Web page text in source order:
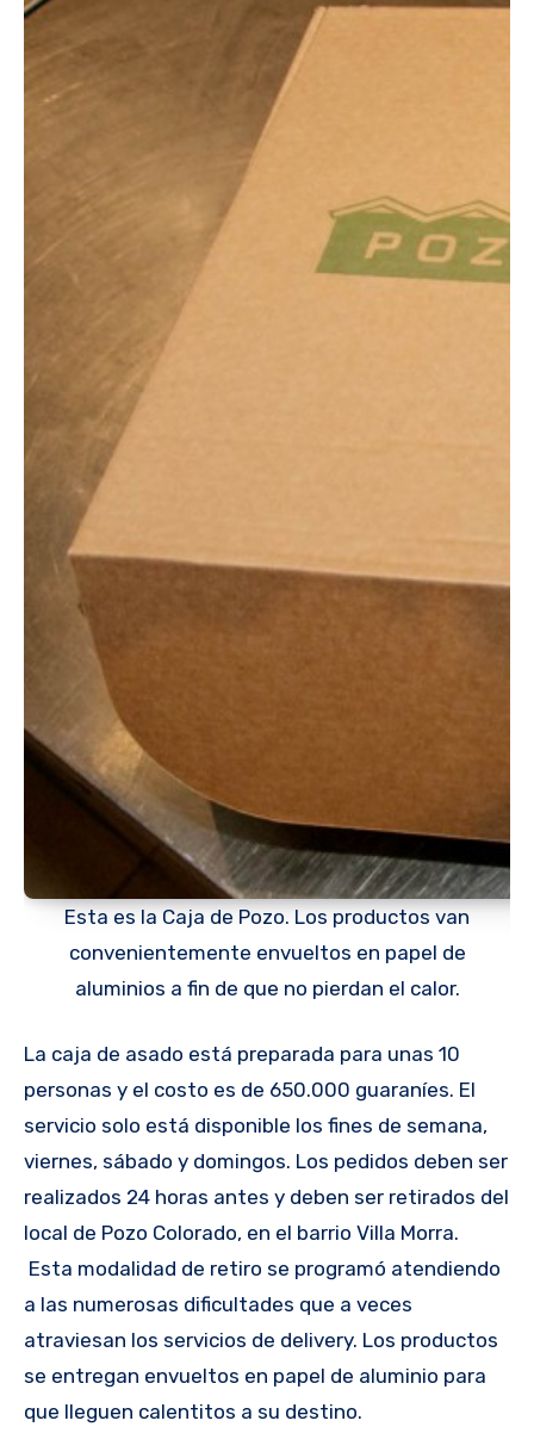
Esta es la Caja de Pozo. Los productos van
convenientemente envueltos en papel de
aluminios a fin de que no pierdan el calor.
La caja de asado está preparada para unas 10
personas y el costo es de 650.000 guaraníes. El
servicio solo está disponible los fines de semana,
viernes, sábado y domingos. Los pedidos deben ser
realizados 24 horas antes y deben ser retirados del
local de Pozo Colorado, en el barrio Villa Morra.
Esta modalidad de retiro se programó atendiendo
a las numerosas dificultades que a veces
atraviesan los servicios de delivery. Los productos
se entregan envueltos en papel de aluminio para
que lleguen calentitos a su destino.